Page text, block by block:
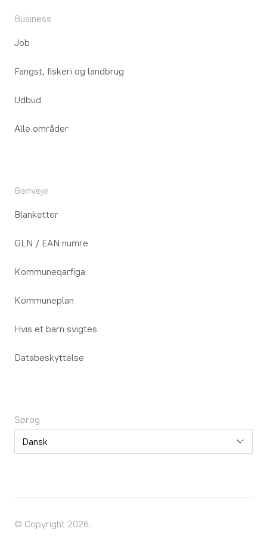
Business
Job
Fangst, fiskeri og landbrug
Udbud
Alle områder
Genveje
Blanketter
GLN / EAN numre
Kommuneqarfiga
Kommuneplan
Hvis et barn svigtes
Databeskyttelse
Sprog
Sprog
© Copyright 2026.